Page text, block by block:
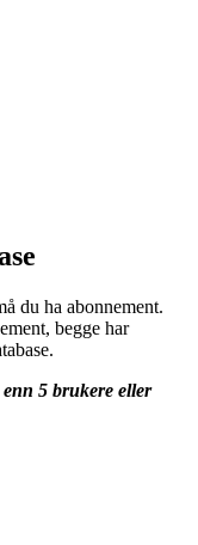
du ha abonnement.
begge har
5 brukere eller